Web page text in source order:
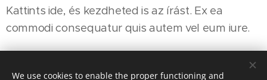
Kattints ide, és kezdheted is az írást. Ex ea
commodi consequatur quis autem vel eum iure.
We use cookies to enable the proper functioning and